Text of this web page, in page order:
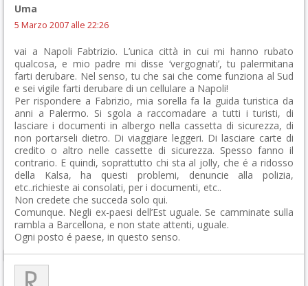
Uma
5 Marzo 2007 alle 22:26
vai a Napoli Fabtrizio. L’unica città in cui mi hanno rubato
qualcosa, e mio padre mi disse ‘vergognati’, tu palermitana
farti derubare. Nel senso, tu che sai che come funziona al Sud
e sei vigile farti derubare di un cellulare a Napoli!
Per rispondere a Fabrizio, mia sorella fa la guida turistica da
anni a Palermo. Si sgola a raccomadare a tutti i turisti, di
lasciare i documenti in albergo nella cassetta di sicurezza, di
non portarseli dietro. Di viaggiare leggeri. Di lasciare carte di
credito o altro nelle cassette di sicurezza. Spesso fanno il
contrario. E quindi, soprattutto chi sta al jolly, che é a ridosso
della Kalsa, ha questi problemi, denuncie alla polizia,
etc..richieste ai consolati, per i documenti, etc..
Non credete che succeda solo qui.
Comunque. Negli ex-paesi dell’Est uguale. Se camminate sulla
rambla a Barcellona, e non state attenti, uguale.
Ogni posto é paese, in questo senso.